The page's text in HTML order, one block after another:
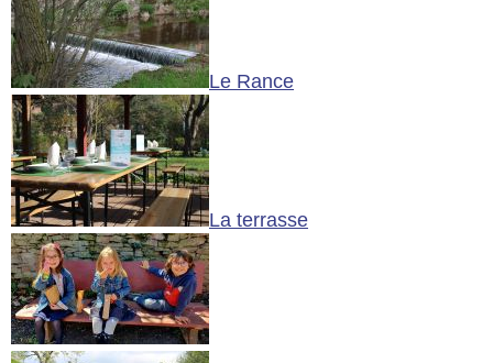
Le Rance
La terrasse